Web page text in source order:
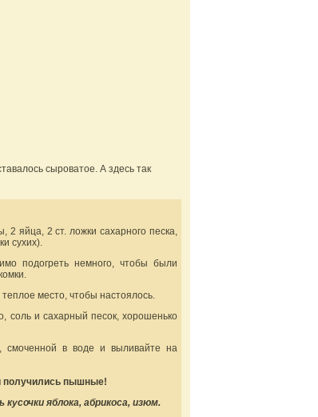
сыроватое. А здесь так
2 яйца, 2 ст. ложки сахарного песка,
сухих).
подогреть немного, чтобы были
место, чтобы настоялось.
соль и сахарный песок, хорошенько
смоченной в воде и выливайте на
получились пышные!
яблока, абрикоса, изюм.